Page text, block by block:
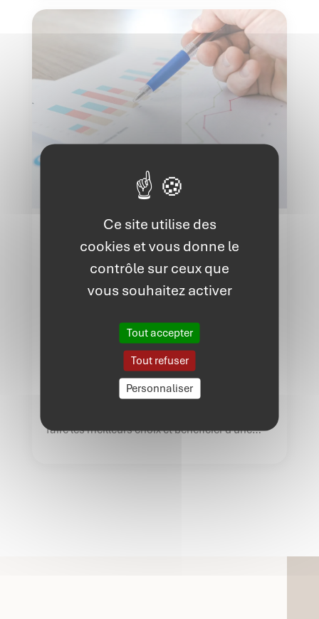
Comment convaincre les
banques pour créer son
Créer une entreprise implique des
connaissances dans de nombreux domaines
qu’il est difficile pour un entrepreneur de
pouvoir maîtriser seul. Il est alors utile de se
faire les meilleurs choix et bénéficier d’une
Ce site utilise des
cookies et vous donne le
contrôle sur ceux que
vous souhaitez activer
Tout accepter
Tout refuser
Personnaliser